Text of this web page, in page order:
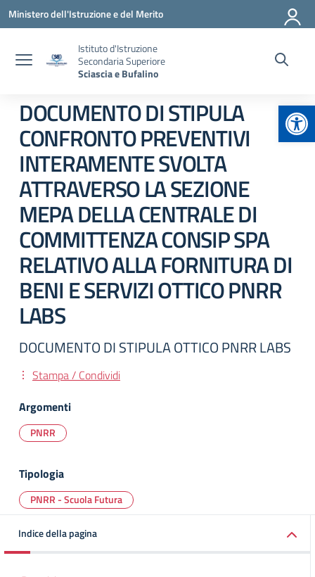
Vai ai contenuti
Vai al menu di navigazione
Vai al footer
Ministero dell'Istruzione e del Merito
Istituto d'Istruzione
Secondaria Superiore
Sciascia e Bufalino
DOCUMENTO DI STIPULA
CONFRONTO PREVENTIVI
INTERAMENTE SVOLTA
ATTRAVERSO LA SEZIONE
MEPA DELLA CENTRALE DI
COMMITTENZA CONSIP SPA
RELATIVO ALLA FORNITURA DI
BENI E SERVIZI OTTICO PNRR
LABS
DOCUMENTO DI STIPULA OTTICO PNRR LABS
Stampa / Condividi
Argomenti
PNRR
Tipologia
PNRR - Scuola Futura
Indice della pagina